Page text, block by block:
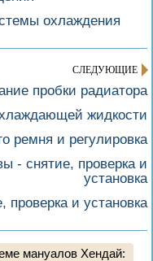
охлаждения
СЛЕДУЮЩИЕ
пробки радиатора
жидкости
ремня и регулировка
- снятие, проверка и
установка
проверка и установка
мануалов Хендай: